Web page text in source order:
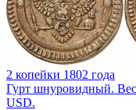
2 копейки 1802 года
Гурт шнуровидный.
USD.